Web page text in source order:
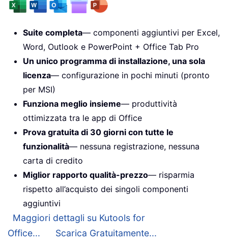
Suite completa— componenti aggiuntivi per Excel,
Word, Outlook e PowerPoint + Office Tab Pro
Un unico programma di installazione, una sola
licenza— configurazione in pochi minuti (pronto
per MSI)
Funziona meglio insieme— produttività
ottimizzata tra le app di Office
Prova gratuita di 30 giorni con tutte le
funzionalità— nessuna registrazione, nessuna
carta di credito
Miglior rapporto qualità-prezzo— risparmia
rispetto all’acquisto dei singoli componenti
aggiuntivi
Maggiori dettagli su Kutools for
Office...
Scarica Gratuitamente...